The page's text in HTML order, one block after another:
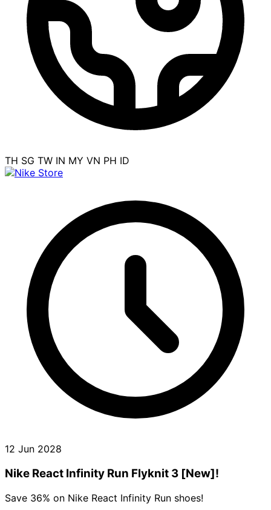
TH SG TW IN MY VN PH ID
12 Jun 2028
Nike React Infinity Run Flyknit 3 [New]!
Save 36% on Nike React Infinity Run shoes!